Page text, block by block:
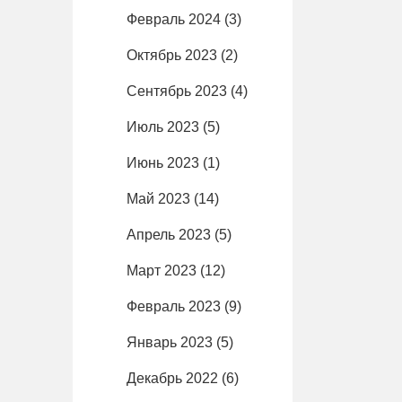
Февраль 2024 (3)
Октябрь 2023 (2)
Сентябрь 2023 (4)
Июль 2023 (5)
Июнь 2023 (1)
Май 2023 (14)
Апрель 2023 (5)
Март 2023 (12)
Февраль 2023 (9)
Январь 2023 (5)
Декабрь 2022 (6)